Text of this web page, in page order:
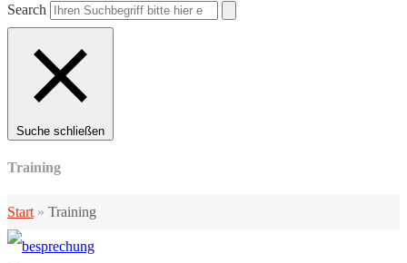
Search
Suche schließen
Training
Start » Training